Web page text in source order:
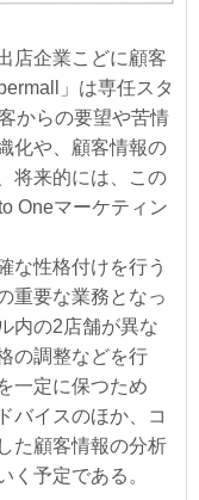
店企業こどに顧客
」は専任スタ
からの要望や苦情
化や、顧客情報の
将来的には、この
Oneマーケティン
な性格付けを行う
重要な業務となっ
内の2店舗が異な
の調整などを行
一定に保つため
バイスのほか、コ
た顧客情報の分析
く予定である。